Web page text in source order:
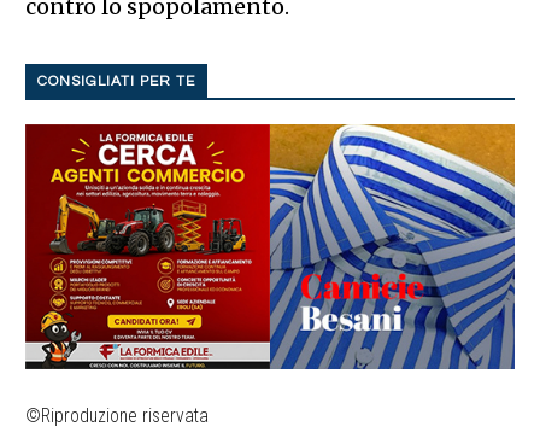
contro lo spopolamento.
CONSIGLIATI PER TE
©Riproduzione riservata